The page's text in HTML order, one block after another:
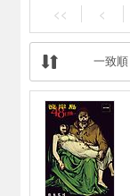
<< <
一致順